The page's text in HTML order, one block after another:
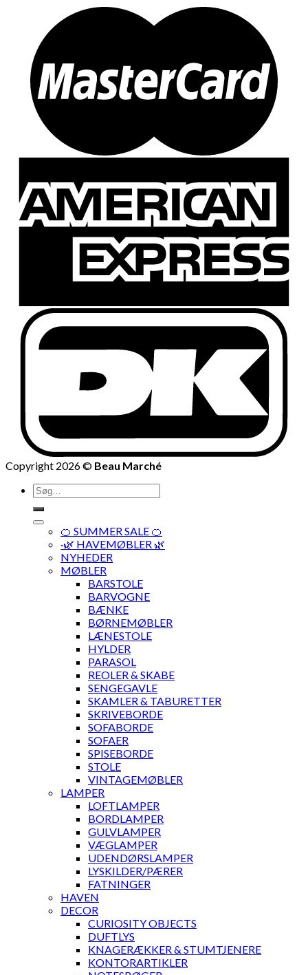
Copyright 2026 © Beau Marché
Søg
efter:
🍊 SUMMER SALE 🍊
·🌿 HAVEMØBLER 🌿
NYHEDER
MØBLER
BARSTOLE
BARVOGNE
BÆNKE
BØRNEMØBLER
LÆNESTOLE
HYLDER
PARASOL
REOLER & SKABE
SENGEGAVLE
SKAMLER & TABURETTER
SKRIVEBORDE
SOFABORDE
SOFAER
SPISEBORDE
STOLE
VINTAGEMØBLER
LAMPER
LOFTLAMPER
BORDLAMPER
GULVLAMPER
VÆGLAMPER
UDENDØRSLAMPER
LYSKILDER/PÆRER
FATNINGER
HAVEN
DECOR
CURIOSITY OBJECTS
DUFTLYS
KNAGERÆKKER & STUMTJENERE
KONTORARTIKLER